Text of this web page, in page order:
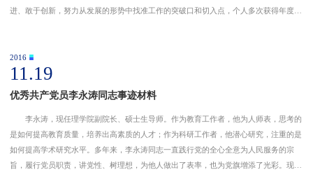
进、敢于创新，努力从发展的形势中找准工作的突破口和切入点，个人多次获得年度考
2016
11.19
优秀共产党员李永涛同志事迹材料
李永涛，现任理学院副院长、硕士生导师。作为教育工作者，他为人师表，思考的
是如何提高教育质量，培养出高素质的人才；作为科研工作者，他潜心研究，注重的是
如何提高学术研究水平。多年来，李永涛同志一直践行党的全心全意为人民服务的宗
旨，履行党员职责，讲党性、树理想，为他人做出了表率，也为党旗增添了光彩。现将